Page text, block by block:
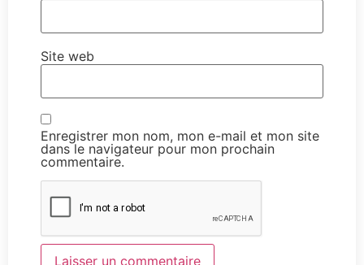
Site web
Enregistrer mon nom, mon e-mail et mon site
dans le navigateur pour mon prochain
commentaire.